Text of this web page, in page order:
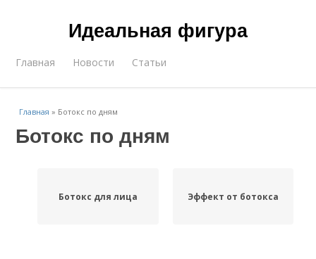
Идеальная фигура
Главная Новости Статьи
Главная » Ботокс по дням
Ботокс по дням
Ботокс для лица Эффект от ботокса